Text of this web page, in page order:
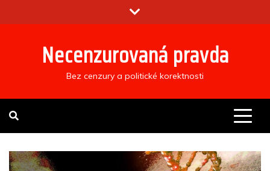
to
Necenzurovaná pravda
Bez cenzury a politické korektnosti